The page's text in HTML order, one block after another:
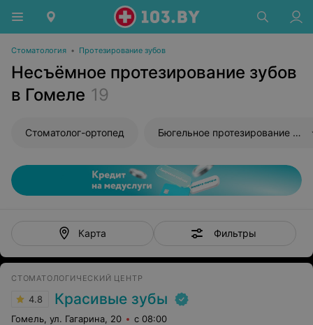
Стоматология • Протезирование зубов
Несъёмное протезирование зубов
в Гомеле 19
Стоматолог-ортопед Бюгельное протезирование зубов
Карта Фильтры
СТОМАТОЛОГИЧЕСКИЙ ЦЕНТР
4.8 Красивые зубы
Гомель, ул. Гагарина, 20 с 08:00